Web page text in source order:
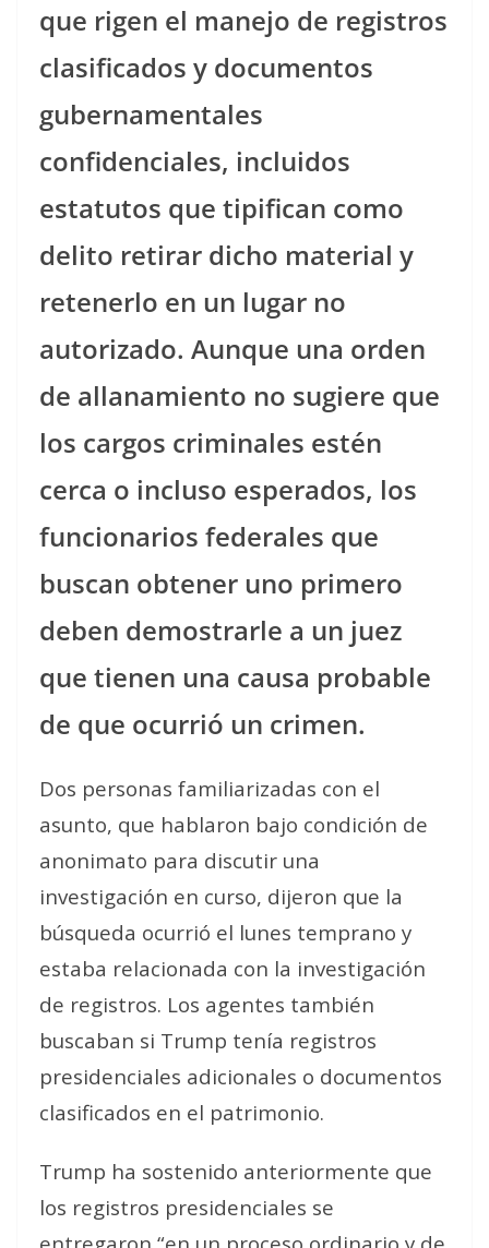
que rigen el manejo de registros
clasificados y documentos
gubernamentales
confidenciales, incluidos
estatutos que tipifican como
delito retirar dicho material y
retenerlo en un lugar no
autorizado. Aunque una orden
de allanamiento no sugiere que
los cargos criminales estén
cerca o incluso esperados, los
funcionarios federales que
buscan obtener uno primero
deben demostrarle a un juez
que tienen una causa probable
de que ocurrió un crimen.
Dos personas familiarizadas con el
asunto, que hablaron bajo condición de
anonimato para discutir una
investigación en curso, dijeron que la
búsqueda ocurrió el lunes temprano y
estaba relacionada con la investigación
de registros. Los agentes también
buscaban si Trump tenía registros
presidenciales adicionales o documentos
clasificados en el patrimonio.
Trump ha sostenido anteriormente que
los registros presidenciales se
entregaron “en un proceso ordinario y de